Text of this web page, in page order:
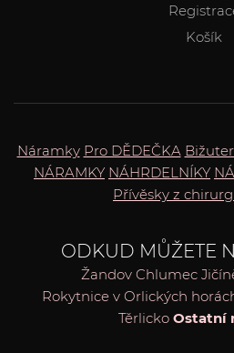
Košík
Náramky Pro DĚDEČKA
NÁRAMKY NÁHRDELNÍKY
Přívěsky z
ODKUD MŮŽETE
Žandov Chlumec
Rokytnice v Orlických
Těrlicko Ostatní